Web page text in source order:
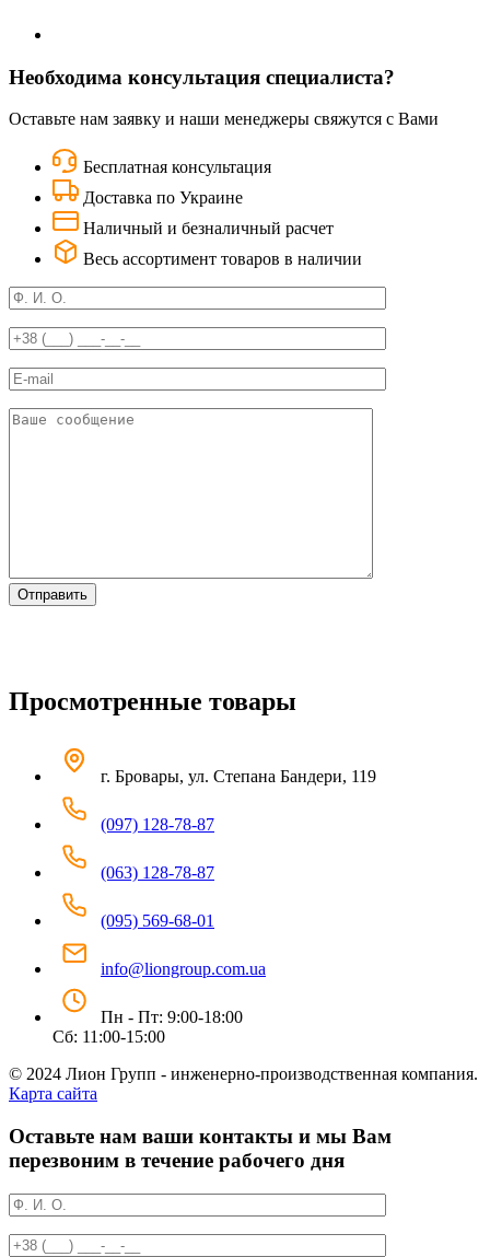
Необходима консультация специалиста?
Оставьте нам заявку и наши менеджеры свяжутся с Вами
Бесплатная консультация
Доставка по Украине
Наличный и безналичный расчет
Весь ассортимент товаров в наличии
Просмотренные товары
г. Бровары, ул. Степана Бандери, 119
(097) 128-78-87
(063) 128-78-87
(095) 569-68-01
info@liongroup.com.ua
Пн - Пт: 9:00-18:00
Сб: 11:00-15:00
© 2024 Лион Групп - инженерно-производственная компания.
Карта сайта
Оставьте нам ваши контакты и мы Вам
перезвоним в течение рабочего дня